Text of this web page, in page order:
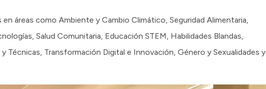
áreas como Ambiente y Cambio Climático, Seguridad Alimentaria,
Salud Comunitaria, Educación STEM, Habilidades Blandas,
Transformación Digital e Innovación, Género y Sexualidades y